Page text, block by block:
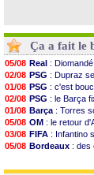
Ça a fait le
05/08 Real :
02/08 PSG : Dupraz
01/08 PSG : c'est
02/08 PSG : le Barça
01/08 Barça : Torres
05/08 OM : le retour
03/08 FIFA : Infantino
05/08 Bordeaux : des
03/08 Real: le